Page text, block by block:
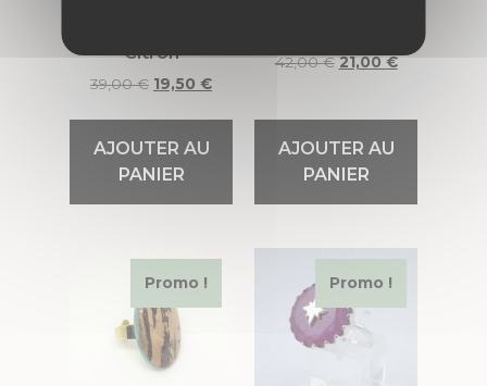
Citron
39,00€ 19,50 €
AJOUTER AU
PANIER
42,00€ 21,00€
AJOUTER AU
PANIER
Promo ! Promo !